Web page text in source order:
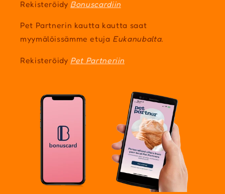
Rekisteröidy Bonuscardiin
Pet Partnerin kautta kautta saat
myymälöissämme etuja Eukanubalta.
Rekisteröidy Pet Partneriin